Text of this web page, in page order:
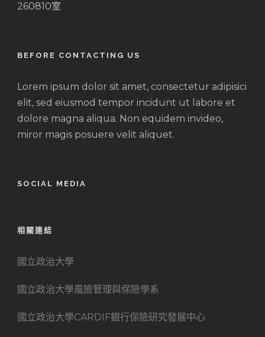
260810室
BEFORE CONTACTING US
Lorem ipsum dolor sit amet, consectetur adipisici
elit, sed eiusmod tempor incidunt ut labore et
dolore magna aliqua. Non equidem invideo,
miror magis posuere velit aliquet.
SOCIAL MEDIA
相關連結
國立政治大學
國立政治大學風險管理與保險學系
國立政治大學CARDIF銀行保險研究發展中心